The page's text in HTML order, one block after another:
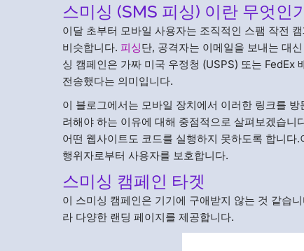
스미싱 (SMS 피싱) 이란 무엇인
이달 초부터 모바일 사용자는 조직적인 스팸 작전
비슷합니다. 피싱단, 공격자는 이메일을 보내는 대
싱 캠페인은 가짜 미국 우정청 (USPS) 또는 FedEx
전송했다는 의미입니다.
이 블로그에서는 모바일 장치에서 이러한 링크를
려해야 하는 이유에 대해 중점적으로 살펴보겠습
어떤 웹사이트도 코드를 실행하지 못하도록 합니
행위자로부터 사용자를 보호합니다.
스미싱 캠페인 타겟
이 스미싱 캠페인은 기기에 구애받지 않는 것 같습
라 다양한 랜딩 페이지를 제공합니다.